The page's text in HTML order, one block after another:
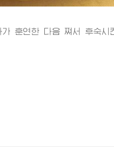
훈연한 다음 쪄서 후숙시